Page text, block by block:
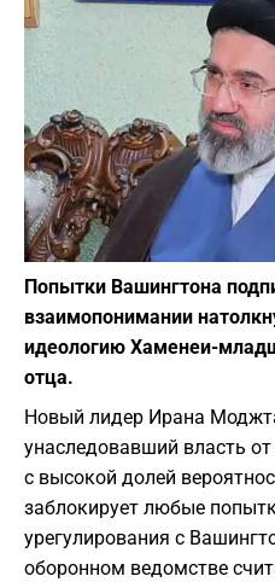
Попытки Вашингтона
взаимопонимании
идеологию Хаменеи-
отца.
Новый лидер Ирана
унаследовавший власть
с высокой долей
заблокирует любые
урегулирования с
оборонном ведомстве